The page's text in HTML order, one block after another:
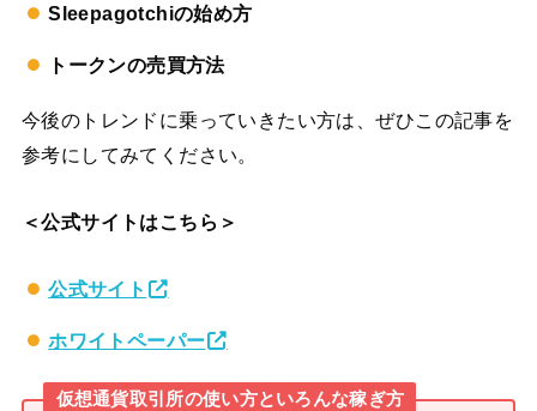
Sleepagotchiの始め方
トークンの売買方法
今後のトレンドに乗っていきたい方は、ぜひこの記事を
参考にしてみてください。
＜公式サイトはこちら＞
公式サイト
ホワイトペーパー
仮想通貨取引所の使い方といろんな稼ぎ方